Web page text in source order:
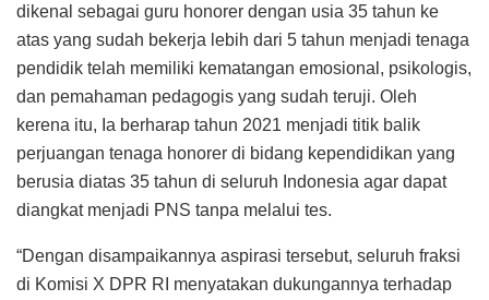
dikenal sebagai guru honorer dengan usia 35 tahun ke
atas yang sudah bekerja lebih dari 5 tahun menjadi tenaga
pendidik telah memiliki kematangan emosional, psikologis,
dan pemahaman pedagogis yang sudah teruji. Oleh
kerena itu, Ia berharap tahun 2021 menjadi titik balik
perjuangan tenaga honorer di bidang kependidikan yang
berusia diatas 35 tahun di seluruh Indonesia agar dapat
diangkat menjadi PNS tanpa melalui tes.
“Dengan disampaikannya aspirasi tersebut, seluruh fraksi
di Komisi X DPR RI menyatakan dukungannya terhadap